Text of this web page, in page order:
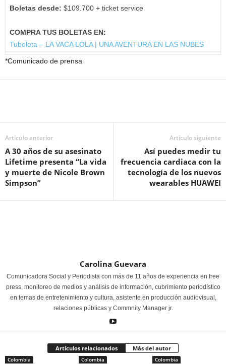
Boletas desde: $109.700 + ticket service
COMPRA TUS BOLETAS EN:
Tuboleta – LA VACA LOLA | UNA AVENTURA EN LAS NUBES
*Comunicado de prensa
Artículo anterior
A 30 años de su asesinato
Lifetime presenta “La vida
y muerte de Nicole Brown
Simpson”
Artículo siguiente
Así puedes medir tu
frecuencia cardiaca con la
tecnología de los nuevos
wearables HUAWEI
Carolina Guevara
Comunicadora Social y Periodista con más de 11 años de experiencia en free
press, monitoreo de medios y análisis de información, cubrimiento periodístico
en temas de entretenimiento y cultura, asistente en producción audiovisual,
relaciones públicas y Commnity Manager jr.
Artículos relacionados Más del autor
Colombia Colombia Colombia